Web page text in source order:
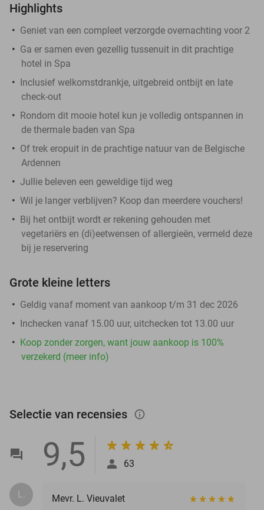
Highlights
Geniet van een compleet verzorgde overnachting voor 2
Ga er samen even gezellig tussenuit in dit prachtige
hotel in Spa
Inclusief welkomstdrankje, uitgebreid ontbijt en late
check-out
Rondom dit mooie hotel kun je volledig ontspannen in
de thermale baden van Spa
Of trek eropuit in de prachtige natuur van de Belgische
Ardennen
Jullie beleven een geweldige tijd weg
Wil je langer verblijven? Koop dan meerdere vouchers!
Bij het ontbijt wordt er rekening gehouden met
vegetariërs en (di)eetwensen of allergieën, vermeld deze
bij je reservering
Grote kleine letters
Geldig vanaf moment van aankoop t/m 31 dec 2026
Inchecken vanaf 15.00 uur, uitchecken tot 13.00 uur
Koop zonder zorgen, want jouw aankoop is 100%
verzekerd (meer info)
Selectie van recensies info_outlined
9,5 63
L. Mevr. L. Vieuvalet